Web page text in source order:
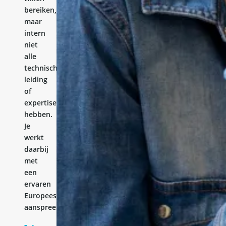
bereiken,
maar
intern
niet
alle
technische
leiding
of
expertise
hebben.
Je
werkt
daarbij
met
een
ervaren
Europees
aanspreekpunt.